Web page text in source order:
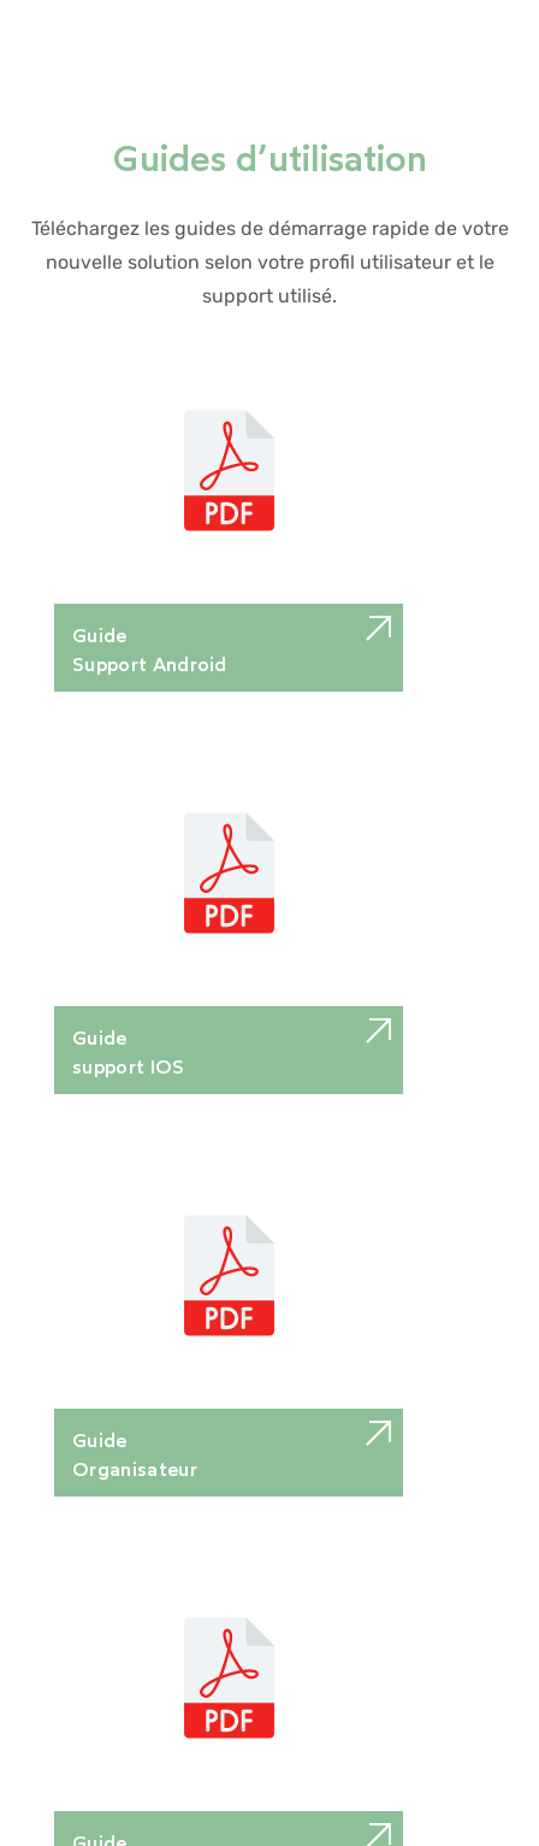
Guides d’utilisation
Téléchargez les guides de démarrage rapide de votre
nouvelle solution selon votre profil utilisateur et le
support utilisé.
Guide
Support Android
Guide
support IOS
Guide
Organisateur